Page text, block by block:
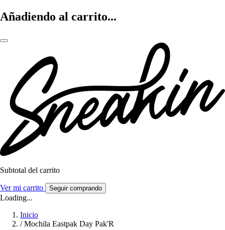
Añadiendo al carrito...
Subtotal del carrito
Ver mi carrito Seguir comprando
Loading...
Inicio
/ Mochila Eastpak Day Pak'R